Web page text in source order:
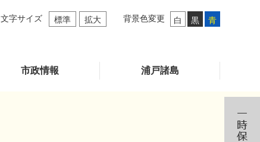
文字サイズ 標準 拡大 背景色変更 白 黒 青
市政情報 浦戸諸島